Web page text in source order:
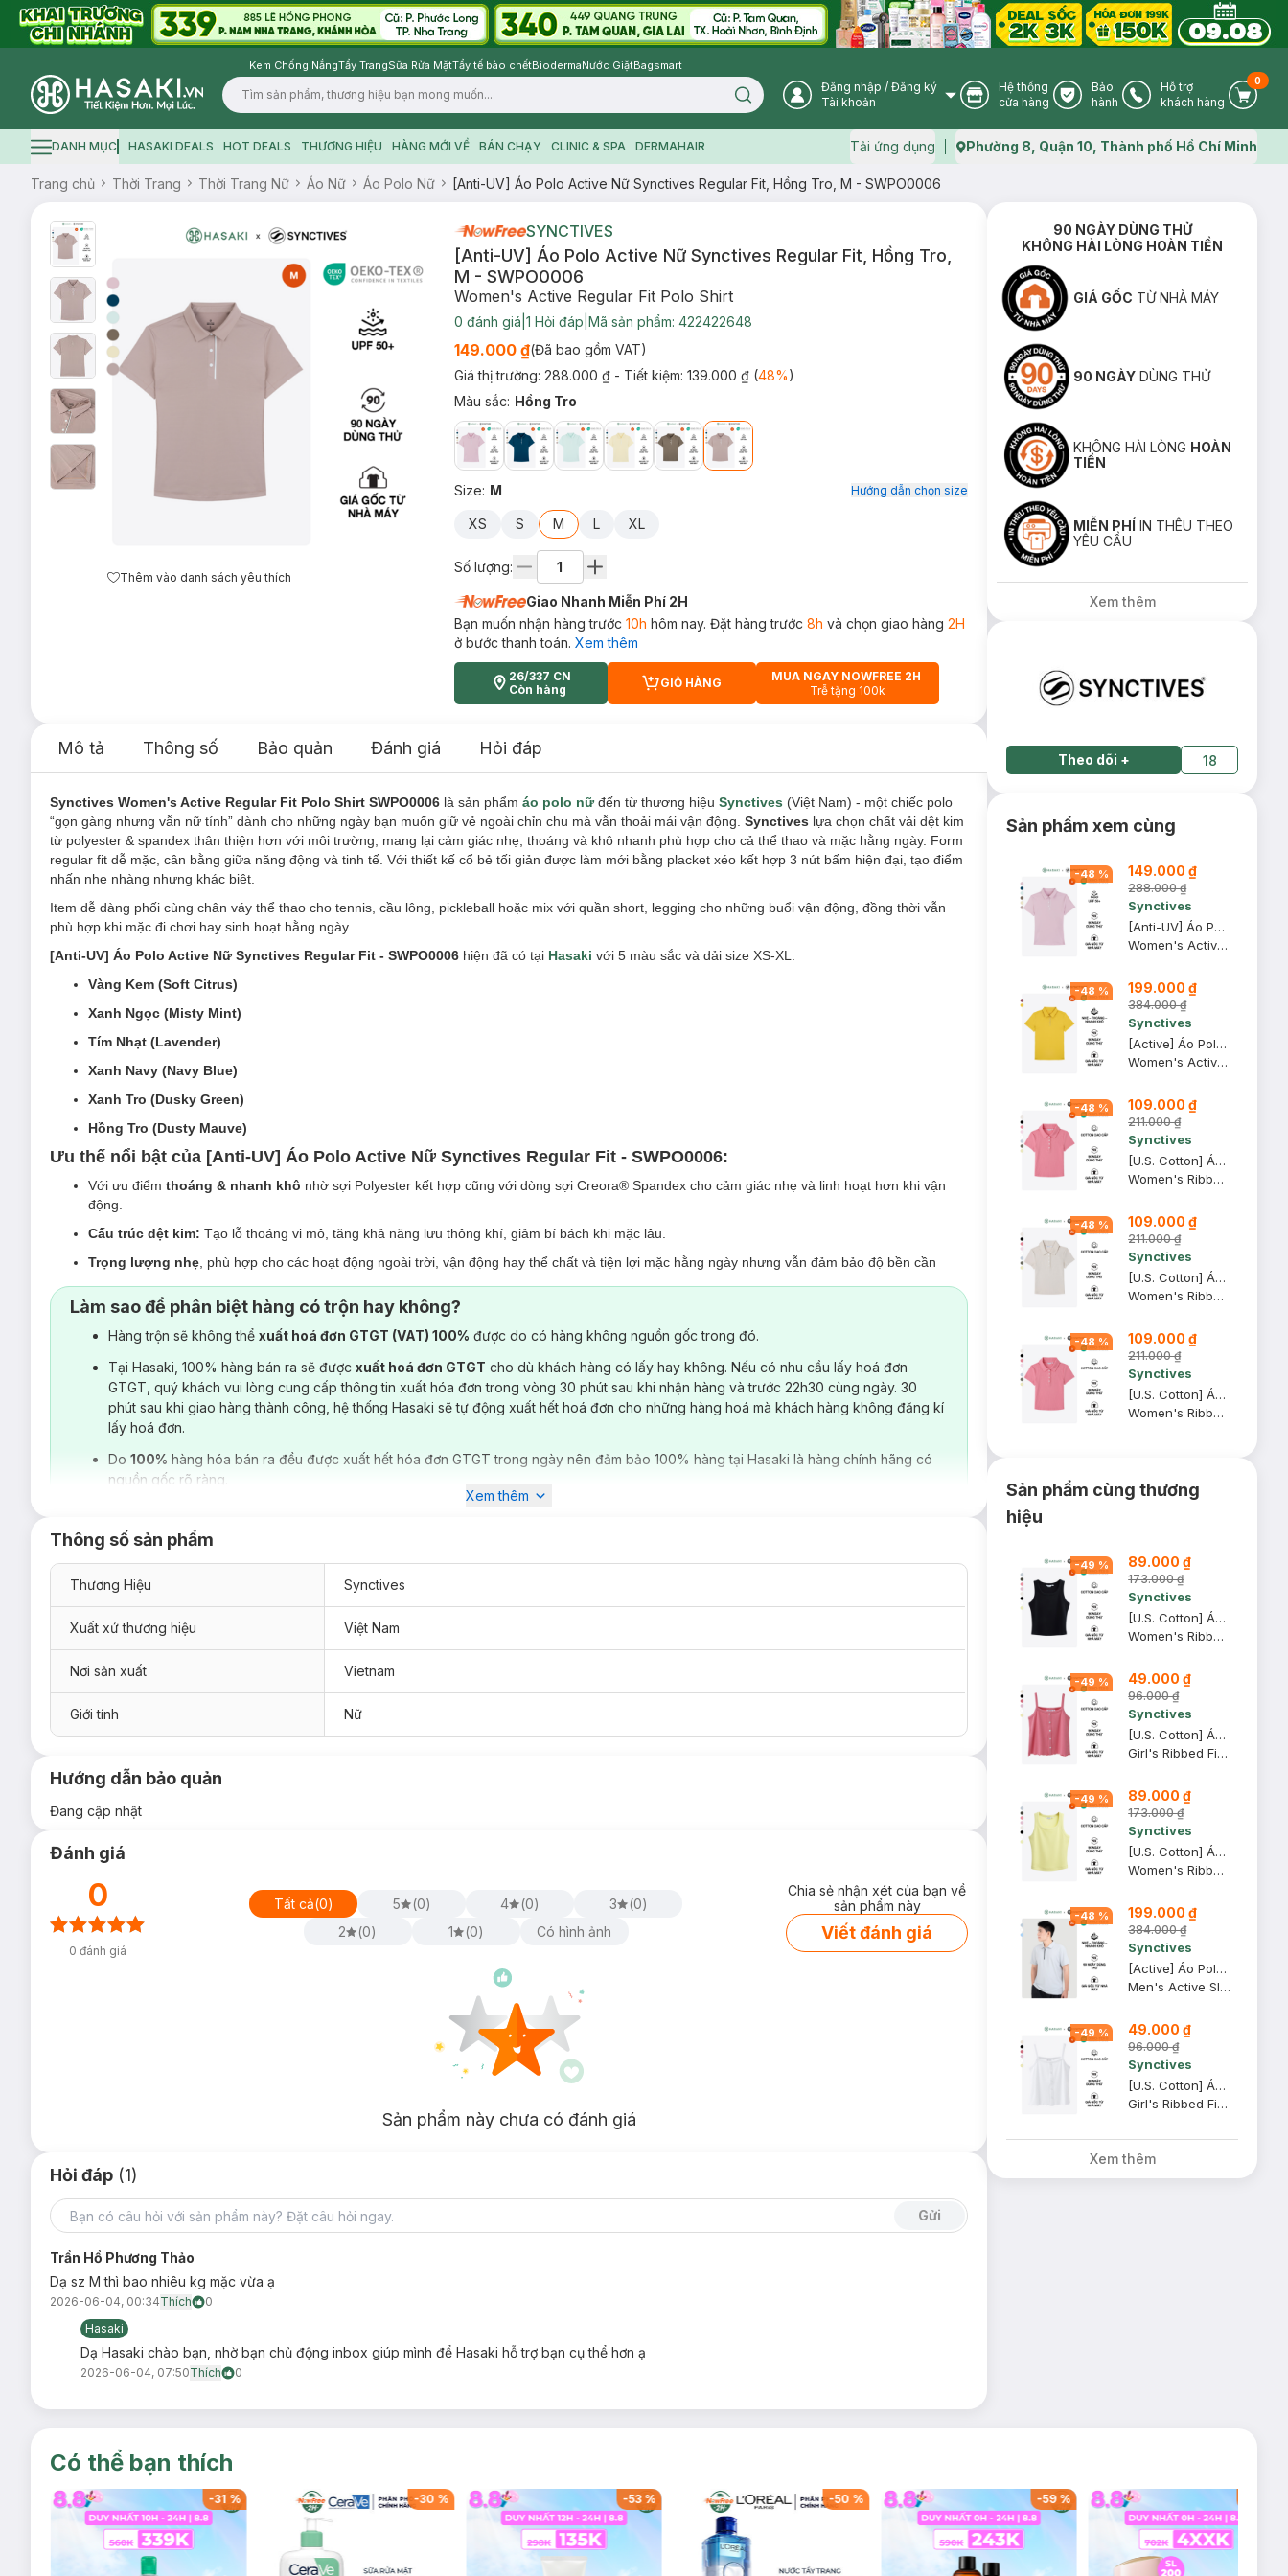
Kem Chống NắngTẩy TrangSữa Rửa MặtTẩy tế bào chếtBiodermaNước GiặtBagsmart
Logo
Search icon User Icon
Đăng nhập / Đăng ký
Tài khoản
Store Icon
Hệ thống
cửa hàng
Warranty Icon
Bảo
hành
Phone Icon
Hỗ trợ
khách hàng
Cart
0
Hamburger icon
DANH MỤC HASAKI DEALS HOT DEALS THƯƠNG HIỆU HÀNG MỚI VỀ BÁN CHẠY CLINIC & SPA DERMAHAIR Tải ứng dụng Map icon
Phường 8, Quận 10, Thành phố Hồ Chí Minh
Trang chủ Thời Trang Thời Trang Nữ Áo Nữ Áo Polo Nữ [Anti-UV] Áo Polo Active Nữ Synctives Regular Fit, Hồng Tro, M - SWPO0006
Thêm vào danh sách yêu thích
SYNCTIVES
[Anti-UV] Áo Polo Active Nữ Synctives Regular Fit, Hồng Tro,
M - SWPO0006
Women's Active Regular Fit Polo Shirt
0 đánh giá 1 Hỏi đáp Mã sản phẩm: 422422648
149.000 ₫(Đã bao gồm VAT)
Giá thị trường: 288.000 ₫ - Tiết kiệm: 139.000 ₫(48%)
Màu sắc: Hồng Tro
Size: M Hướng dẫn chọn size
XS S M L XL
Số lượng:
Giao Nhanh Miễn Phí 2H
Bạn muốn nhận hàng trước 10h hôm nay. Đặt hàng trước 8h và chọn giao hàng 2H
ở bước thanh toán. Xem thêm
26/337 CN
Còn hàng
CART PLUS ICON
GIỎ HÀNG
MUA NGAY NOWFREE 2H
Trễ tặng 100k
Mô tả Thông số Bảo quản Đánh giá Hỏi đáp
Synctives Women's Active Regular Fit Polo Shirt SWPO0006 là sản phẩm áo polo nữđến từ thương hiệu Synctives (Việt Nam) - một chiếc polo
“gọn gàng nhưng vẫn nữ tính” dành cho những ngày bạn muốn giữ vẻ ngoài chỉn chu mà vẫn thoải mái vận động. Synctives lựa chọn chất vải dệt kim
từ polyester & spandex thân thiện hơn với môi trường, mang lại cảm giác nhẹ, thoáng và khô nhanh phù hợp cho cả thể thao và mặc hằng ngày. Form
regular fit dễ mặc, cân bằng giữa năng động và tinh tế. Với thiết kế cổ bẻ tối giản được làm mới bằng placket xéo kết hợp 3 nút bấm hiện đại, tạo điểm
nhấn nhẹ nhàng nhưng khác biệt.
Item dễ dàng phối cùng chân váy thể thao cho tennis, cầu lông, pickleball hoặc mix với quần short, legging cho những buổi vận động, đồng thời vẫn
phù hợp khi mặc đi chơi hay sinh hoạt hằng ngày.
[Anti-UV] Áo Polo Active Nữ Synctives Regular Fit - SWPO0006 hiện đã có tại Hasaki với 5 màu sắc và dải size XS-XL:
Vàng Kem (Soft Citrus)
Xanh Ngọc (Misty Mint)
Tím Nhạt (Lavender)
Xanh Navy (Navy Blue)
Xanh Tro (Dusky Green)
Hồng Tro (Dusty Mauve)
Ưu thế nổi bật của [Anti-UV] Áo Polo Active Nữ Synctives Regular Fit - SWPO0006:
Với ưu điểm thoáng & nhanh khô nhờ sợi Polyester kết hợp cũng với dòng sợi Creora® Spandex cho cảm giác nhẹ và linh hoạt hơn khi vận
động.
Cấu trúc dệt kim: Tạo lỗ thoáng vi mô, tăng khả năng lưu thông khí, giảm bí bách khi mặc lâu.
Trọng lượng nhẹ , phù hợp cho các hoạt động ngoài trời, vận động hay thể chất và tiện lợi mặc hằng ngày nhưng vẫn đảm bảo độ bền cần
Form regular fitdễ mặc và phù hợp nhiều dáng người, cân bằng giữa thoải mái và sự gọn gàng.
Thiết kế placket xéohiện đại cùng hàng cúc bấm tiện lợi tạo được điểm nhấn dọc thân áo, mang lại cảm giác mới mẻ so với polo cơ bản.
Công nghệ ép bondingvùng cổ giảm đường may, tăng độ thoải mái khi mặc và nâng cao tính thẩm mỹ cho sản phẩm. Được tăng điểm nhấn
hiện đại ở đặc điểm 2 lines phản quang trắng giúp outfit trông nổi bật hơn mà không cần phối nhiều.
Làm sao để phân biệt hàng có trộn hay không?
Hàng trộn sẽ không thể xuất hoá đơn GTGT (VAT) 100% được do có hàng không nguồn gốc trong đó.
Tại Hasaki, 100% hàng bán ra sẽ được xuất hoá đơn GTGT cho dù khách hàng có lấy hay không. Nếu có nhu cầu lấy hoá đơn
GTGT, quý khách vui lòng cung cấp thông tin xuất hóa đơn trong vòng 30 phút sau khi nhận hàng và trước 22h30 cùng ngày. 30
phút sau khi giao hàng thành công, hệ thống Hasaki sẽ tự động xuất hết hoá đơn cho những hàng hoá mà khách hàng không đăng kí
lấy hoá đơn.
Do 100% hàng hóa bán ra đều được xuất hết hóa đơn GTGT trong ngày nên đảm bảo 100% hàng tại Hasaki là hàng chính hãng có
nguồn gốc rõ ràng.
Xem thêm
Thông số sản phẩm
Thương Hiệu Synctives
Xuất xứ thương hiệu Việt Nam
Nơi sản xuất Vietnam
Giới tính Nữ
Hướng dẫn bảo quản
Đang cập nhật
Đánh giá
0
0 đánh giá
Tất cả(0) 5 (0) 4 (0) 3 (0)
2
(0) 1 (0) Có hình ảnh
Chia sẻ nhận xét của bạn về
sản phẩm này
Viết đánh giá
Sản phẩm này chưa có đánh giá
Hỏi đáp (1)
Gửi
Trần Hồ Phương Thảo
Dạ sz M thì bao nhiêu kg mặc vừa ạ
2026-06-04, 00:34Thích
0
Hasaki
Dạ Hasaki chào bạn, nhờ bạn chủ động inbox giúp mình để Hasaki hỗ trợ bạn cụ thể hơn ạ
2026-06-04, 07:50Thích 0
90 NGÀY DÙNG THỬ
KHÔNG HÀI LÒNG HOÀN TIỀN
GIÁ GỐC TỪ NHÀ MÁY
90 NGÀY DÙNG THỬ
KHÔNG HÀI LÒNG HOÀN
TIỀN
MIỄN PHÍ IN THÊU THEO
YÊU CẦU
Xem thêm
Theo dõi + 18
Sản phẩm xem cùng
-48 % 149.000 ₫
288.000 ₫
Synctives
[Anti-UV] Áo Polo Active Nữ Synctives Regular Fit, Tím Nhạt, S - SWPO0006
Women's Active Regular Fit Polo Shirt
-48 % 199.000 ₫
384.000 ₫
Synctives
[Active] Áo Polo Nữ Synctives Regular Fit, Vàng Mật, XS - SWPO0007
Women's Active Regular Fit Polo Shirt
-48 % 109.000 ₫
211.000 ₫
Synctives
[U.S. Cotton] Áo Polo Nữ Synctives Slim Fit Cropped, Hồng Mận, XL - CWPO0007
Women's Ribbed Polo Shirt
-48 % 109.000 ₫
211.000 ₫
Synctives
[U.S. Cotton] Áo Polo Nữ Synctives Slim Fit Cropped, Be Sữa, XS - CWPO0007
Women's Ribbed Polo Shirt
-48 % 109.000 ₫
211.000 ₫
Synctives
[U.S. Cotton] Áo Polo Nữ Synctives Slim Fit Cropped, Hồng Mận, S - CWPO0007
Women's Ribbed Polo Shirt
Sản phẩm cùng thương
hiệu
-49 % 89.000 ₫
173.000 ₫
Synctives
[U.S. Cotton] Áo Tank Top Nữ Synctives Slim Fit, Đen, L - CWTA0005
Women's Ribbed Waist Length Fitted Tank Top
-49 % 49.000 ₫
96.000 ₫
Synctives
[U.S. Cotton] Áo Hai Dây Trẻ Em Synctives Regular Fit, Hồng Mận, 4T - CGCA0004
Girl's Ribbed Fitted Cami Top
-49 % 89.000 ₫
173.000 ₫
Synctives
[U.S. Cotton] Áo Tank Top Nữ Synctives Slim Fit, Vàng Nhạt, L - CWTA0005
Women's Ribbed Waist Length Fitted Tank Top
-48 % 199.000 ₫
384.000 ₫
Synctives
[Active] Áo Polo Nam Synctives Slim Fit, Xám Nhạt, XS - SMPO0012
Men's Active Slim Fit Polo Shirt
-49 % 49.000 ₫
96.000 ₫
Synctives
[U.S. Cotton] Áo Hai Dây Trẻ Em Synctives Regular Fit, Trắng, 6 - CGCA0004
Girl's Ribbed Fitted Cami Top
Xem thêm
Có thể bạn thích
-30% -53% -50% -59% -40%